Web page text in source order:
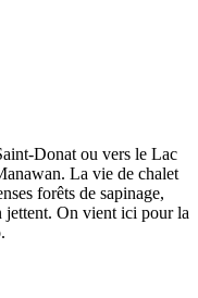
Donat ou vers le Lac
La vie de chalet
forêts de sapinage,
jettent. On vient ici pour la